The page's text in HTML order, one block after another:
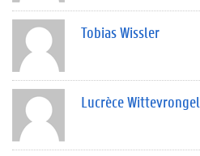
Tobias Wissler
Lucrèce Wittevrongel